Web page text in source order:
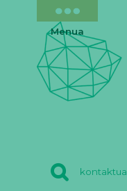
kontaktua
Menua